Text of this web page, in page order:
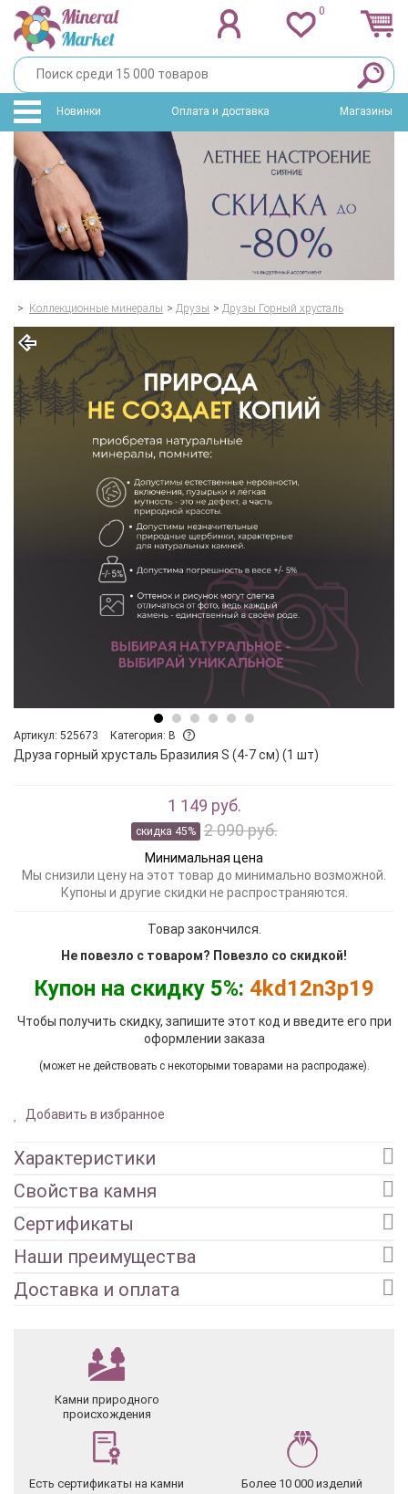
0
Новинки Оплата и доставка Магазины
> Коллекционные минералы > Друзы > Друзы Горный хрусталь
Артикул: 525673 Категория: B
Друза горный хрусталь Бразилия S (4-7 см) (1 шт)
1 149 руб.
скидка 45% 2 090 руб.
Минимальная цена
Мы снизили цену на этот товар до минимально возможной.
Купоны и другие скидки не распространяются.
Товар закончился.
Не повезло с товаром? Повезло со скидкой!
Купон на скидку 5%: 4kd12n3p19
Чтобы получить скидку, запишите этот код и введите его при
оформлении заказа
(может не действовать с некоторыми товарами на распродаже).
Добавить в избранное
Характеристики
Свойства камня
Сертификаты
Наши преимущества
Доставка и оплата
Камни природного
происхождения
Есть сертификаты на камни
Более 10 000 изделий